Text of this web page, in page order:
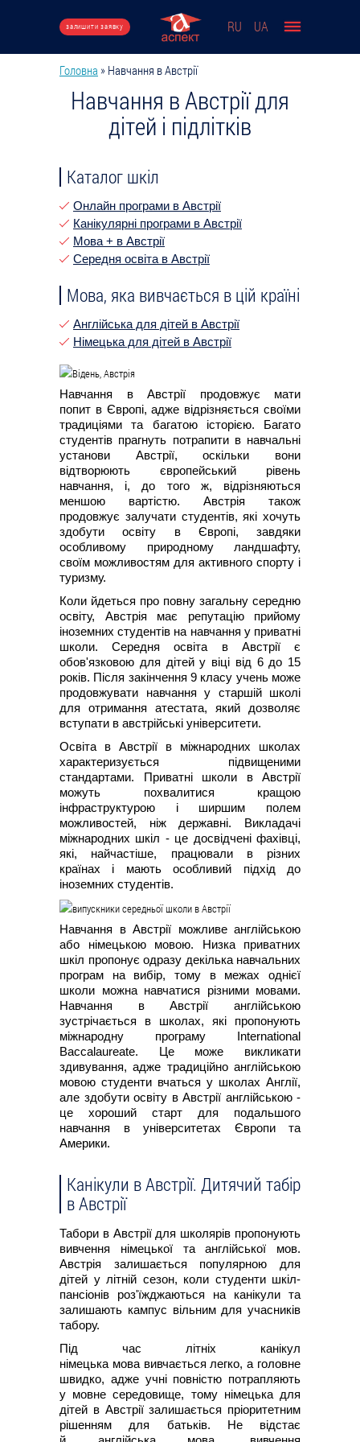
залишити заявку RU UA
Ви є тут
Головна » Навчання в Австрії
Навчання в Австрії для
дітей і підлітків
Каталог шкіл
Онлайн програми в Австрії
Канікулярні програми в Австрії
Мова + в Австрії
Середня освіта в Австрії
Мова, яка вивчається в цій країні
Англійська для дітей в Австрії
Німецька для дітей в Австрії
Навчання в Австрії продовжує мати
попит в Європі, адже відрізняється своїми
традиціями та багатою історією. Багато
студентів прагнуть потрапити в навчальні
установи Австрії, оскільки вони
відтворюють європейський рівень
навчання, і, до того ж, відрізняються
меншою вартістю. Австрія також
продовжує залучати студентів, які хочуть
здобути освіту в Європі, завдяки
особливому природному ландшафту,
своїм можливостям для активного спорту і
туризму.
Коли йдеться про повну загальну середню
освіту, Австрія має репутацію прийому
іноземних студентів на навчання у приватні
школи. Середня освіта в Австрії є
обов'язковою для дітей у віці від 6 до 15
років. Після закінчення 9 класу учень може
продовжувати навчання у старшій школі
для отримання атестата, який дозволяє
вступати в австрійські університети.
Освіта в Австрії в міжнародних школах
характеризується підвищеними
стандартами. Приватні школи в Австрії
можуть похвалитися кращою
інфраструктурою і ширшим полем
можливостей, ніж державні. Викладачі
міжнародних шкіл - це досвідчені фахівці,
які, найчастіше, працювали в різних
країнах і мають особливий підхід до
іноземних студентів.
Навчання в Австрії можливе англійською
або німецькою мовою. Низка приватних
шкіл пропонує одразу декілька навчальних
програм на вибір, тому в межах однієї
школи можна навчатися різними мовами.
Навчання в Австрії англійською
зустрічається в школах, які пропонують
міжнародну програму International
Baccalaureate. Це може викликати
здивування, адже традиційно англійською
мовою студенти вчаться у школах Англії,
але здобути освіту в Австрії англійською -
це хороший старт для подальшого
навчання в університетах Європи та
Америки.
Канікули в Австрії. Дитячий табір
в Австрії
Табори в Австрії для школярів пропонують
вивчення німецької та англійської мов.
Австрія залишається популярною для
дітей у літній сезон, коли студенти шкіл-
пансіонів роз'їжджаються на канікули та
залишають кампус вільним для учасників
табору.
Під час літніх канікул
німецька мова вивчається легко, а головне
швидко, адже учні повністю потрапляють
у мовне середовище, тому німецька для
дітей в Австрії залишається пріоритетним
рішенням для батьків. Не відстає